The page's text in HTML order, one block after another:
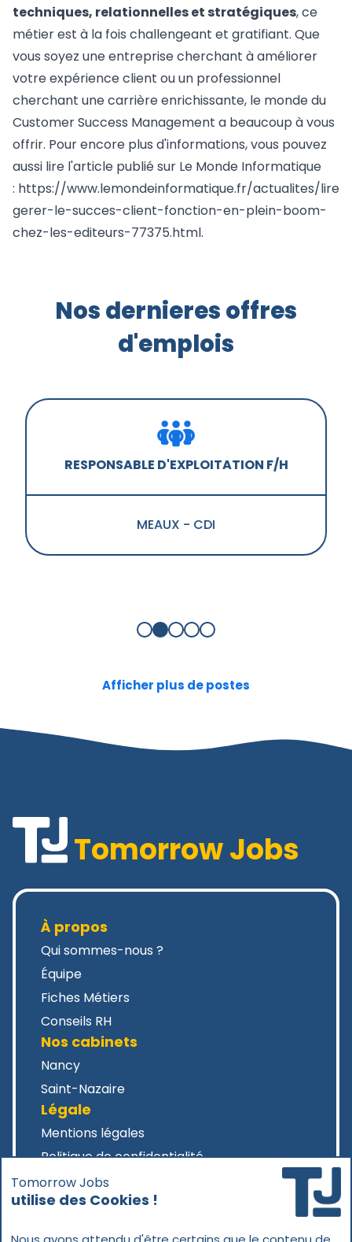
techniques, relationnelles et stratégiques, ce
métier est à la fois challengeant et gratifiant. Que
vous soyez une entreprise cherchant à améliorer
votre expérience client ou un professionnel
cherchant une carrière enrichissante, le monde du
Customer Success Management a beaucoup à vous
offrir. Pour encore plus d'informations, vous pouvez
aussi lire l'article publié sur Le Monde Informatique
: https://www.lemondeinformatique.fr/actualites/lire-
gerer-le-succes-client-fonction-en-plein-boom-
chez-les-editeurs-77375.html.
Nos dernieres offres
d'emplois
RESPONSABLE D'EXPLOITATION F/H
MEAUX - CDI
Afficher plus de postes
Tomorrow Jobs
À propos
Qui sommes-nous ?
Équipe
Fiches Métiers
Conseils RH
Nos cabinets
Nancy
Saint-Nazaire
Légale
Mentions légales
Politique de confidentialité
Tomorrow Jobs
utilise des Cookies !